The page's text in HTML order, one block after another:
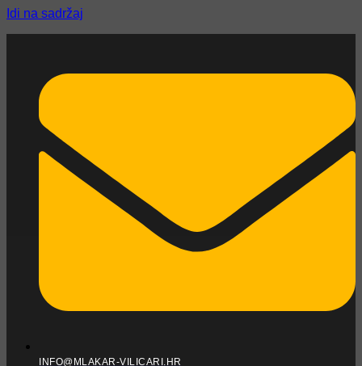
Idi na sadržaj
INFO@MLAKAR-VILICARI.HR